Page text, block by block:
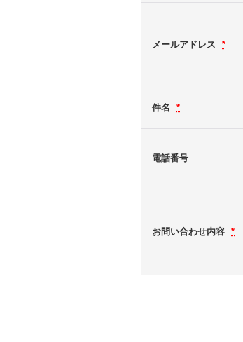
メールアドレス *
件名 *
電話番号
お問い合わせ内容 *